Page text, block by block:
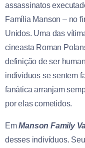
assassinatos
Família Manson – no
Unidos. Uma das
cineasta Roman
definição de ser
indivíduos se sentem
fanática arranjam
por elas cometidos.
EmManson Family
desses indivíduos.